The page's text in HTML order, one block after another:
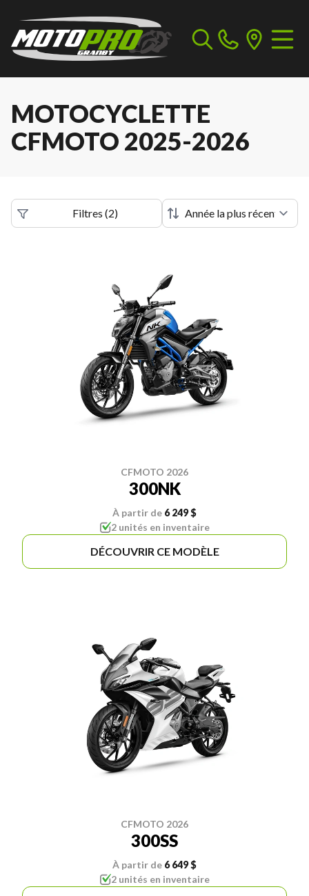
MOTOCYCLETTE
CFMOTO 2025-2026
Filtres (2)
CFMOTO 2026
300NK
À partir de 6 249 $
2 unités en inventaire
DÉCOUVRIR CE MODÈLE
CFMOTO 2026
300SS
À partir de 6 649 $
2 unités en inventaire